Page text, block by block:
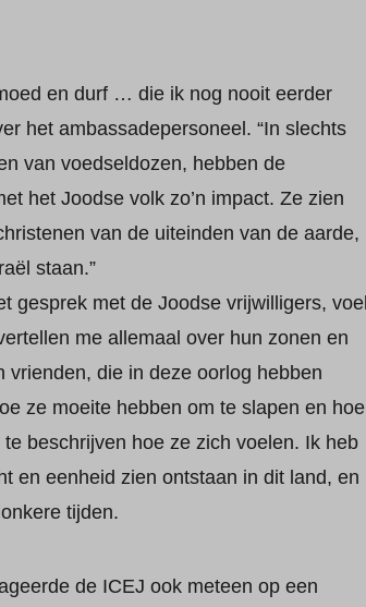
en durf … die ik nog nooit eerder
het ambassadepersoneel. “In slechts
van voedseldozen, hebben de
het Joodse volk zo’n impact. Ze zien
van de uiteinden van de aarde,
staan.”
gesprek met de Joodse vrijwilligers, voel
me allemaal over hun zonen en
vrienden, die in deze oorlog hebben
ze moeite hebben om te slapen en hoe
beschrijven hoe ze zich voelen. Ik heb
en eenheid zien ontstaan in dit land, en
tijden.
de ICEJ ook meteen op een